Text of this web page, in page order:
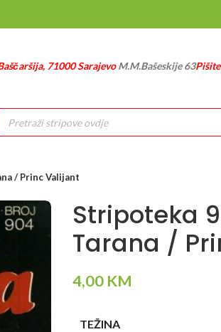
71000 SarajevoM.M.Bašeskije 63
search
/ Princ Valijant
Stripoteka
Tarana /
4,00 KM
TEŽINA